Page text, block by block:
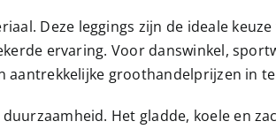
Deze leggings zijn de ideale
ervaring. Voor danswinkel,
aantrekkelijke groothandelprijzen in
Het gladde, koele en